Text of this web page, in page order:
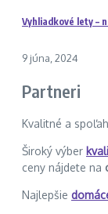
Vyhliadkové lety –
9 júna, 2024
Partneri
Kvalitné a
Široký výber
ceny nájdete na
Najlepšie